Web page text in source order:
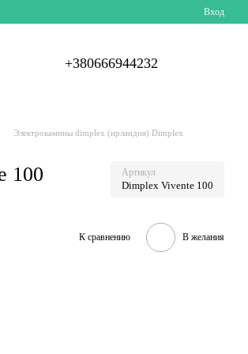
Вход
+380666944232
Электрокамины dimplex (ирландия) Dimplex
100 Артикул
Dimplex Vivente 100
К сравнению В желания